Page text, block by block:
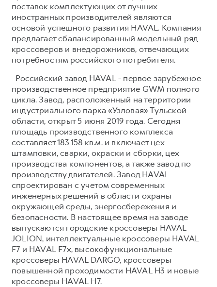
поставок комплектующих от лучших
иностранных производителей являются
основой успешного развития HAVAL. Компания
предлагает сбалансированный модельный ряд
кроссоверов и внедорожников, отвечающих
потребностям российского потребителя.
Российский завод HAVAL - первое зарубежное
производственное предприятие GWM полного
цикла. Завод, расположенный на территории
индустриального парка «Узловая» Тульской
области, открыт 5 июня 2019 года. Сегодня
площадь производственного комплекса
составляет 183 158 кв.м. и включает цех
штамповки, сварки, окраски и сборки, цех
производства компонентов, а также завод по
производству двигателей. Завод HAVAL
спроектирован с учетом современных
инженерных решений в области охраны
окружающей среды, энергосбережения и
безопасности. В настоящее время на заводе
выпускаются городские кроссоверы HAVAL
JOLION, интеллектуальные кроссоверы HAVAL
F7 и HAVAL F7x, высокофункциональные
кроссоверы HAVAL DARGO, кроссоверы
повышенной проходимости HAVAL H3 и новые
кроссоверы HAVAL H7.